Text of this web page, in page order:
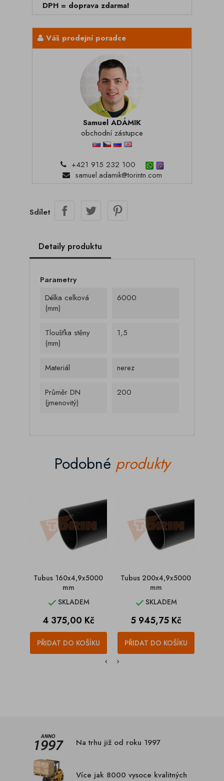
DPH = doprava zdarma!
Váš prodejní poradce
Samuel ADÁMIK
obchodní zástupce
+421 915 232 100
samuel.adamik@torintn.com
Sdílet
Detaily produktu
Parametry
Délka celková
(mm)
6000
Tloušťka stěny
(mm)
1,5
Materiál nerez
Průměr DN
(jmenovitý)
200
Podobné produkty
Tubus 160x4,9x5000
mm
SKLADEM
Cena
4 375,00 Kč
PŘIDAT DO KOŠÍKU
Tubus 200x4,9x5000
mm
SKLADEM
Cena
5 945,75 Kč
PŘIDAT DO KOŠÍKU
Na trhu již od roku 1997
Více jak 8000 vysoce kvalitných